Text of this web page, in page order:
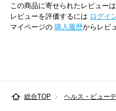
この商品に寄せられたレビュー
レビューを評価するには ログイ
マイページの 購入履歴からレビ
総合TOP ヘルス・ビュー